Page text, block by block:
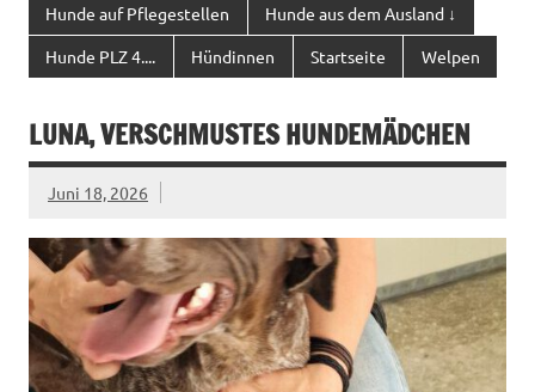
Hunde auf Pflegestellen Hunde aus dem Ausland ↓
Hunde PLZ 4.... Hündinnen Startseite Welpen
LUNA, VERSCHMUSTES HUNDEMÄDCHEN
Juni 18, 2026